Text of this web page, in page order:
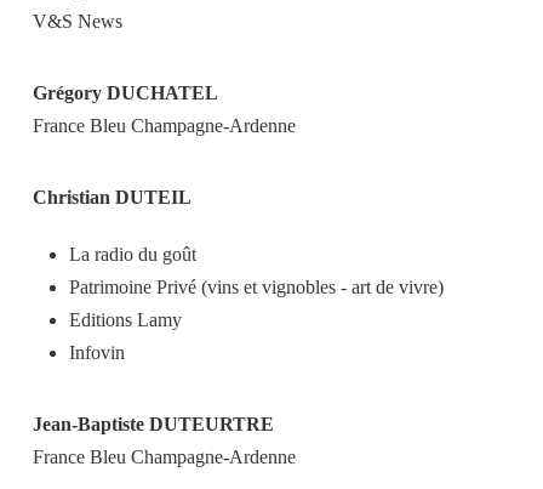
V&S News
Grégory DUCHATEL
France Bleu Champagne-Ardenne
Christian DUTEIL
La radio du goût
Patrimoine Privé (vins et vignobles - art de vivre)
Editions Lamy
Infovin
Jean-Baptiste DUTEURTRE
France Bleu Champagne-Ardenne